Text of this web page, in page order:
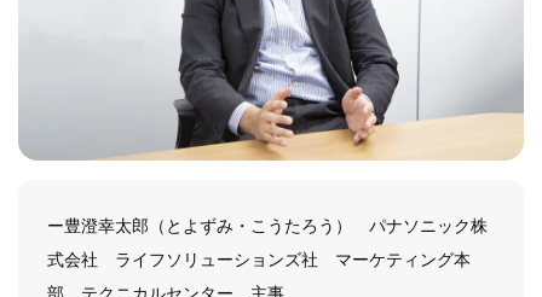
ー豊澄幸太郎（とよずみ・こうたろう） パナソニック株
式会社 ライフソリューションズ社 マーケティング本
部 テクニカルセンター 主事